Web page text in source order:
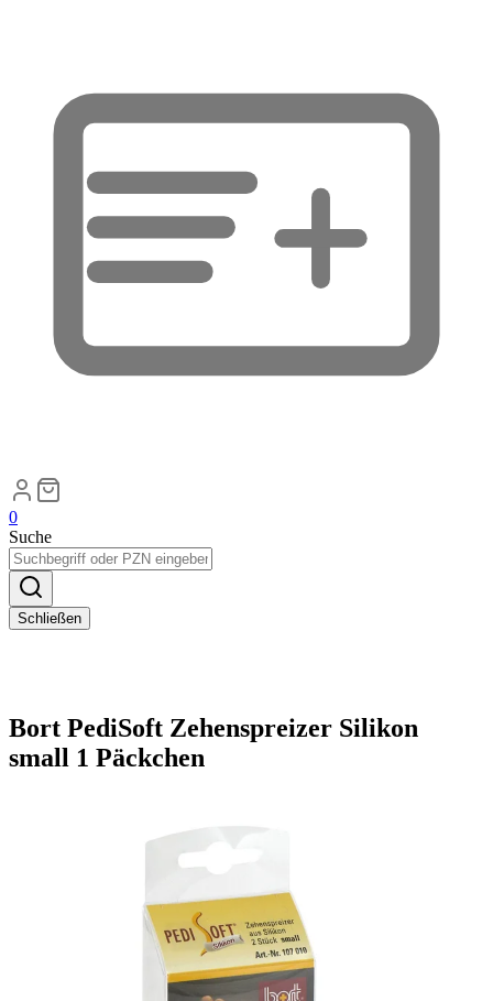
0
Suche
Schließen
Bort PediSoft Zehenspreizer Silikon
small 1 Päckchen